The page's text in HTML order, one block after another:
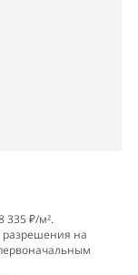
335 ₽/м².
на